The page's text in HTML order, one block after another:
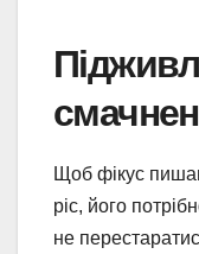
Щоб фікус
ріс, його
не